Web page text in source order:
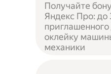
Получайте
Яндекс Про: до
приглашенного
оклейку
механики